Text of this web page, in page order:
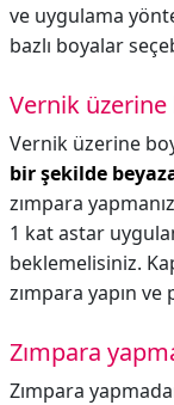
ve uygulama
bazlı boyalar
Vernik üzerine
Vernik üzerine
bir şekilde
zımpara
1 kat astar
beklemelisiniz.
zımpara yapın ve
Zımpara
Zımpara